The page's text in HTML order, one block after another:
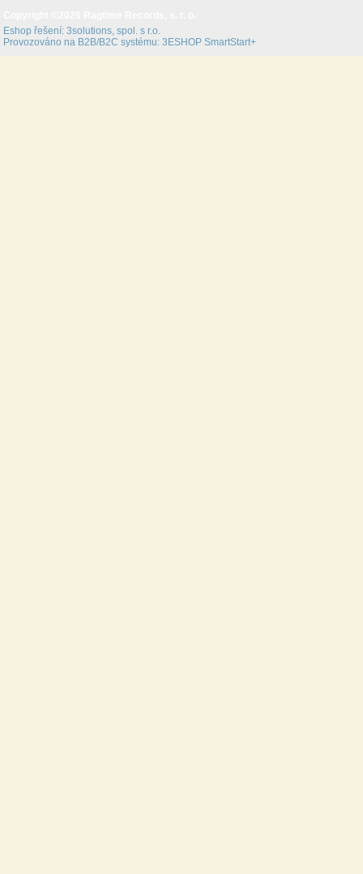
Eshop řešení: 3solutions, spol. s r.o.
Provozováno na B2B/B2C systému: 3ESHOP SmartStart+